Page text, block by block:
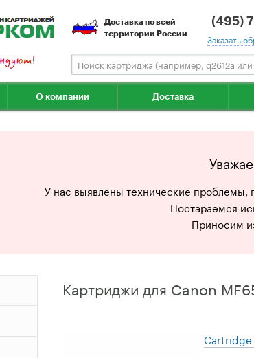
О компании Доставка
Доставка по всей
территории России
(495)
Заказать
У нас выявлены технические проблемы,
Постараемся
Приносим
Картриджи для Canon
Cartridge